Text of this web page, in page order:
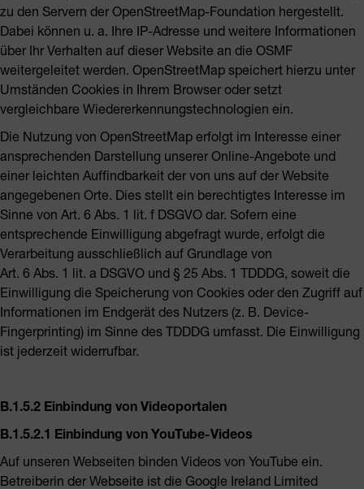
zu den Servern der OpenStreetMap-Foundation hergestellt.
Dabei können u. a. Ihre IP-Adresse und weitere Informationen
über Ihr Verhalten auf dieser Website an die OSMF
weitergeleitet werden. OpenStreetMap speichert hierzu unter
Umständen Cookies in Ihrem Browser oder setzt
vergleichbare Wiedererkennungstechnologien ein.
Die Nutzung von OpenStreetMap erfolgt im Interesse einer
ansprechenden Darstellung unserer Online-Angebote und
einer leichten Auffindbarkeit der von uns auf der Website
angegebenen Orte. Dies stellt ein berechtigtes Interesse im
Sinne von Art. 6 Abs. 1 lit. f DSGVO dar. Sofern eine
entsprechende Einwilligung abgefragt wurde, erfolgt die
Verarbeitung ausschließlich auf Grundlage von
Art. 6 Abs. 1 lit. a DSGVO und § 25 Abs. 1 TDDDG, soweit die
Einwilligung die Speicherung von Cookies oder den Zugriff auf
Informationen im Endgerät des Nutzers (z. B. Device-
Fingerprinting) im Sinne des TDDDG umfasst. Die Einwilligung
ist jederzeit widerrufbar.
B.1.5.2 Einbindung von Videoportalen
B.1.5.2.1 Einbindung von YouTube-Videos
Auf unseren Webseiten binden Videos von YouTube ein.
Betreiberin der Webseite ist die Google Ireland Limited